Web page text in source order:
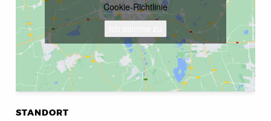
STANDORT
Cookie-Richtlinie